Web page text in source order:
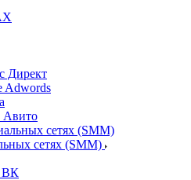
Директ
Adwords
Авито
сетях (SMM)
ВК